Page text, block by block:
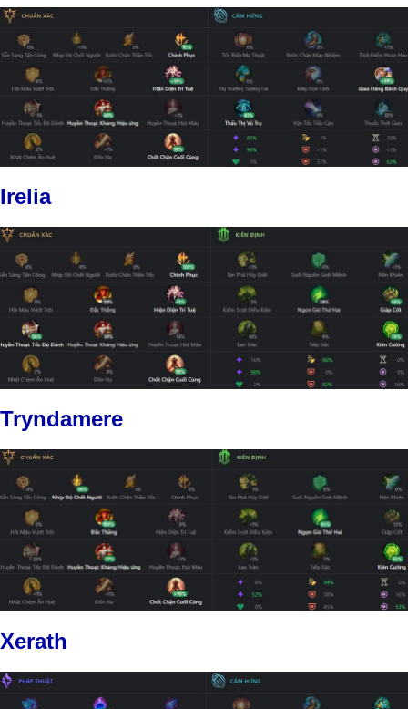
Irelia
Tryndamere
Xerath